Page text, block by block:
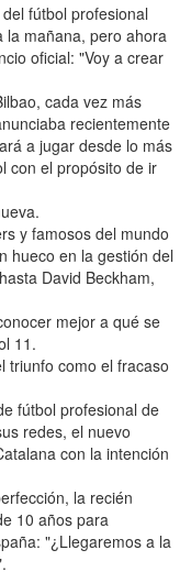
fútbol profesional
la mañana, pero ahora
oficial: "Voy a crear
cada vez más
recientemente
a jugar desde lo más
con el propósito de ir
y famosos del mundo
hueco en la gestión del
David Beckham,
mejor a qué se
11.
triunfo como el fracaso
fútbol profesional de
redes, el nuevo
con la intención
la recién
10 años para
"¿Llegaremos a la